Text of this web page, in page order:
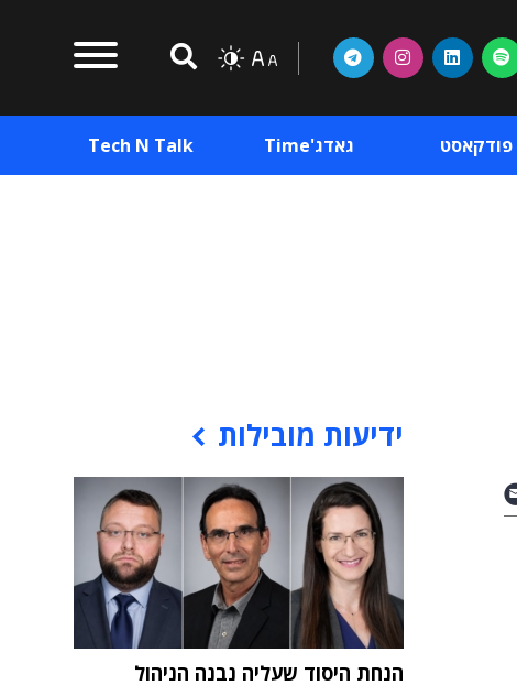
פודקאסט גאדג'Time Tech N Talk
ידיעות מובילות
הנחת היסוד שעליה נבנה הניהול